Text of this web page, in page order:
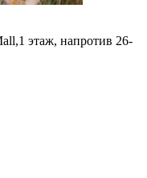
этаж, напротив 26-